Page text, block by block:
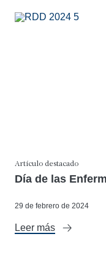
Artículo destacado
Día de las
29 de febrero de 2024
Leer más